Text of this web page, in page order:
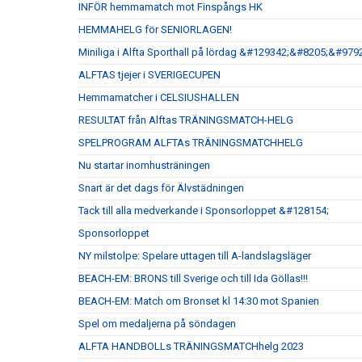
INFÖR hemmamatch mot Finspångs HK
HEMMAHELG för SENIORLAGEN!
Miniliga i Alfta Sporthall på lördag
ALFTAS tjejer i SVERIGECUPEN
Hemmamatcher i CELSIUSHALLEN
RESULTAT från Alftas TRÄNINGSMATCH-HELG
SPELPROGRAM ALFTAs TRÄNINGSMATCHHELG
Nu startar inomhusträningen
Snart är det dags för Älvstädningen
Tack till alla medverkande i Sponsorloppet &#128154;
Sponsorloppet
NY milstolpe: Spelare uttagen till A-landslagsläger
BEACH-EM: BRONS till Sverige och till Ida Göllas!!!
BEACH-EM: Match om Bronset kl 14:30 mot Spanien
Spel om medaljerna på söndagen
ALFTA HANDBOLLs TRÄNINGSMATCHhelg 2023